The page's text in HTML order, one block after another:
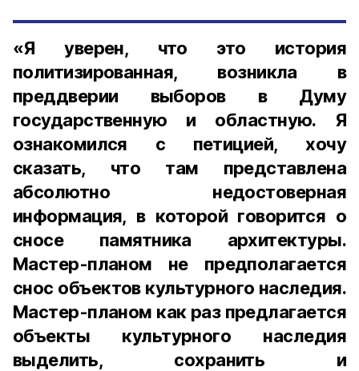
«Я уверен, что это история
политизированная, возникла в
преддверии выборов в Думу
государственную и областную. Я
ознакомился с петицией, хочу
сказать, что там представлена
абсолютно недостоверная
информация, в которой говорится о
сносе памятника архитектуры.
Мастер-планом не предполагается
снос объектов культурного наследия.
Мастер-планом как раз предлагается
объекты культурного наследия
выделить, сохранить и